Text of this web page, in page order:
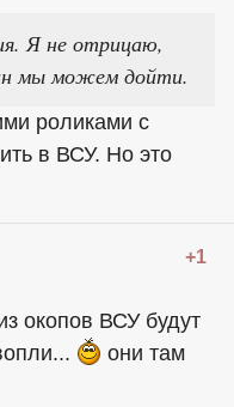
Я не отрицаю,
мы можем дойти.
роликами с
в ВСУ. Но это
+1
окопов ВСУ будут
они там